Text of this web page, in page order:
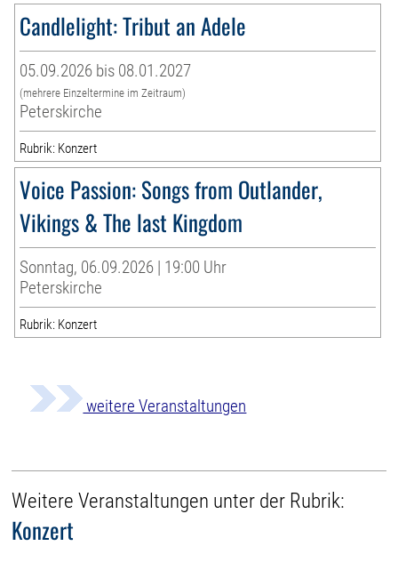
Candlelight: Tribut an Adele
05.09.2026 bis 08.01.2027
(mehrere Einzeltermine im Zeitraum)
Peterskirche
Rubrik: Konzert
Voice Passion: Songs from Outlander,
Vikings & The last Kingdom
Sonntag, 06.09.2026 | 19:00 Uhr
Peterskirche
Rubrik: Konzert
weitere Veranstaltungen
Weitere Veranstaltungen unter der Rubrik:
Konzert